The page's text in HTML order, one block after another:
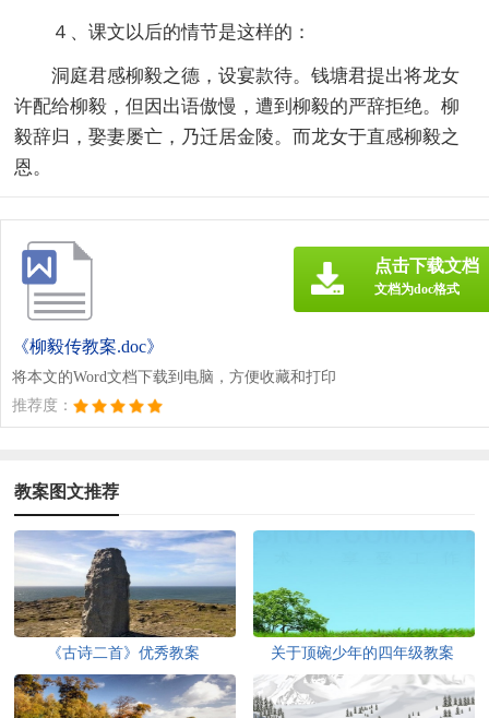
４、课文以后的情节是这样的：
洞庭君感柳毅之德，设宴款待。钱塘君提出将龙女
许配给柳毅，但因出语傲慢，遭到柳毅的严辞拒绝。柳
毅辞归，娶妻屡亡，乃迁居金陵。而龙女于直感柳毅之
恩。
《柳毅传教案.doc》
将本文的Word文档下载到电脑，方便收藏和打印
推荐度：
点击下载文档
文档为doc格式
教案图文推荐
《古诗二首》优秀教案 关于顶碗少年的四年级教案